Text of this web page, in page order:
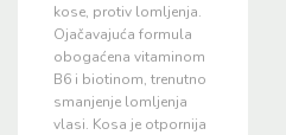
kose, protiv lomljenja.
Ojačavajuća formula
obogaćena vitaminom
B6 i biotinom, trenutno
smanjenje lomljenja
vlasi. Kosa je otpornija